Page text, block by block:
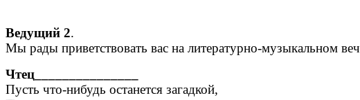
Ведущий 2.
Мы рады приветствовать вас на литературно-музыкальном
Чтец_______________
Пусть что-нибудь останется загадкой,